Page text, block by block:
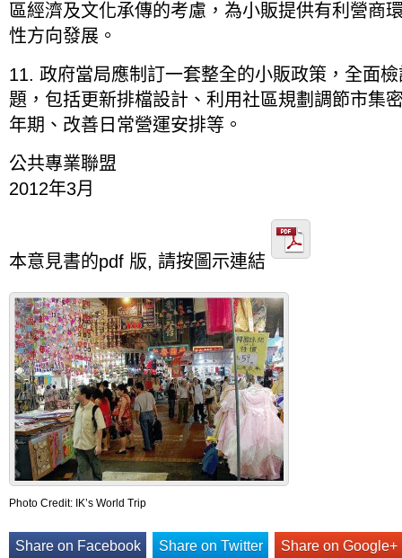
區經濟及文化承傳的考慮，為小販提供有利營商
性方向發展。
11. 政府當局應制訂一套整全的小販政策，全面
題，包括更新排檔設計、利用社區規劃調節市集
年期、改善日常營運安排等。
公共專業聯盟
2012年3月
本意見書的pdf 版, 請按圖示連結
Photo Credit: IK’s World Trip
Share on Facebook Share on Twitter Share on Google+